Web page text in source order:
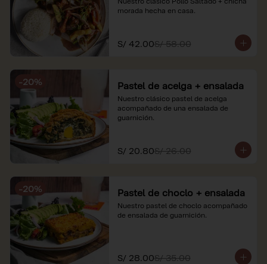
morada hecha en casa.
S/ 42.00S/ 58.00
-20% Pastel de acelga + ensalada
Nuestro clásico pastel de acelga
acompañado de una ensalada de
guarnición.
S/ 20.80S/ 26.00
-20% Pastel de choclo + ensalada
Nuestro pastel de choclo acompañado
de ensalada de guarnición.
S/ 28.00S/ 35.00